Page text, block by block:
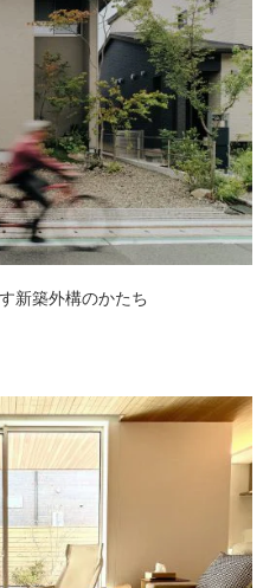
新築外構のかたち